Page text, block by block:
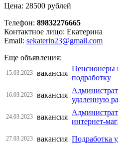
Цена: 28500 рублей
Телефон: 89832276665
Контактное лицо: Екатерина
Email: sekaterin23@gmail.com
Еще объявления:
15.03.2023 вакансия
Пенсионеры
подработку
16.03.2023 вакансия
удаленную
24.03.2023 вакансия
интернет-
27.03.2023 вакансия Подработка